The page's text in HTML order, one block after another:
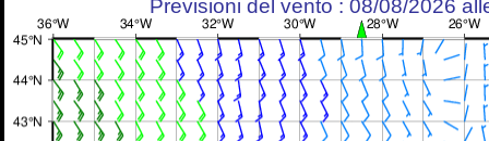
Previsioni del vento : 08/08/2026